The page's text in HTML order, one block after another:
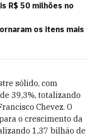
R$ 50 milhões no
os itens mais
sólido, com
39,3%, totalizando
Chevez. O
o crescimento da
1,37 bilhão de